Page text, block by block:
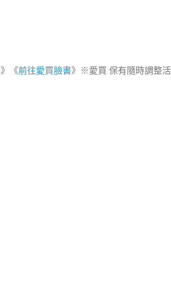
》《前往愛買臉書》※愛買 保有隨時調整